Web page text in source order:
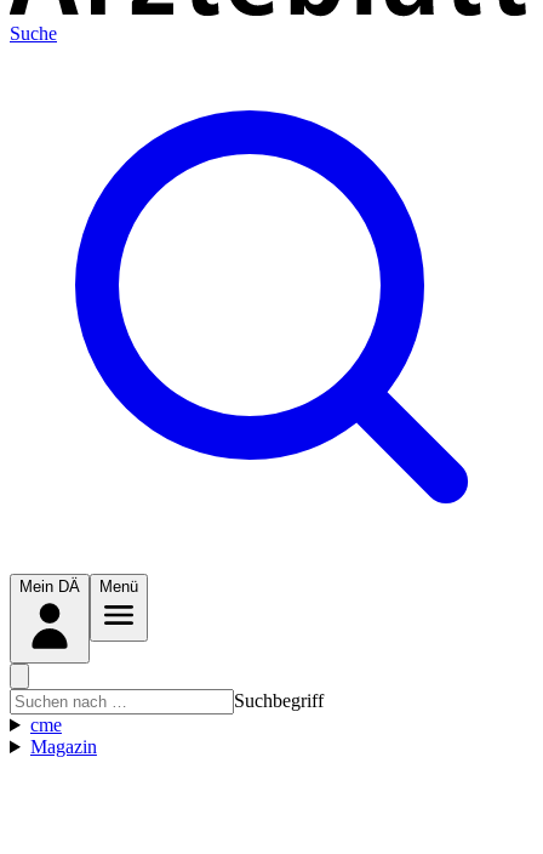
Suche
Mein DÄ Menü
Suchbegriff
cme
Magazin